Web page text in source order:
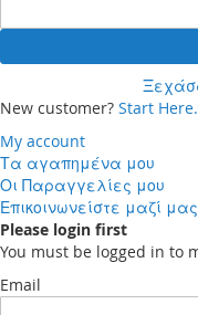
New customer? Start Here.
My account
Τα αγαπημένα μου
Οι Παραγγελίες μου
Επικοινωνείστε μαζί μας
Please login first
You must be logged in to
Email